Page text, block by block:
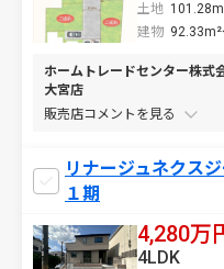
土地
建物
ホームトレードセンター株式
大宮店
販売店コメントを
リナージュネクス
１期
4,280万
4LDK